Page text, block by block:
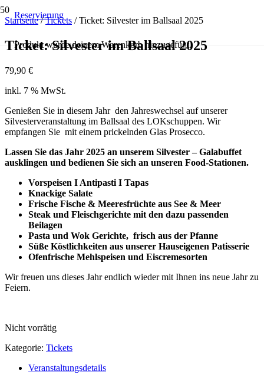
Reservierung
Produktwurde deinem Warenkorb hinzugefügt.
Startseite/Tickets / Ticket: Silvester im Ballsaal 2025
Ticket: Silvester im Ballsaal 2025
79,90 €
inkl. 7 % MwSt.
Genießen Sie in diesem Jahr den Jahreswechsel auf unserer
Silvesterveranstaltung im Ballsaal des LOKschuppen. Wir
empfangen Sie mit einem prickelnden Glas Prosecco.
Lassen Sie das Jahr 2025 an unserem Silvester – Galabuffet
ausklingen und bedienen Sie sich an unseren Food-Stationen.
Vorspeisen I Antipasti I Tapas
Knackige Salate
Frische Fische & Meeresfrüchte aus See & Meer
Steak und Fleischgerichte mit den dazu passenden
Beilagen
Pasta und Wok Gerichte, frisch aus der Pfanne
Süße Köstlichkeiten aus unserer Hauseigenen Patisserie
Ofenfrische Mehlspeisen und Eiscremesorten
Wir freuen uns dieses Jahr endlich wieder mit Ihnen ins neue Jahr zu
Feiern.
Nicht vorrätig
Kategorie: Tickets
Veranstaltungsdetails